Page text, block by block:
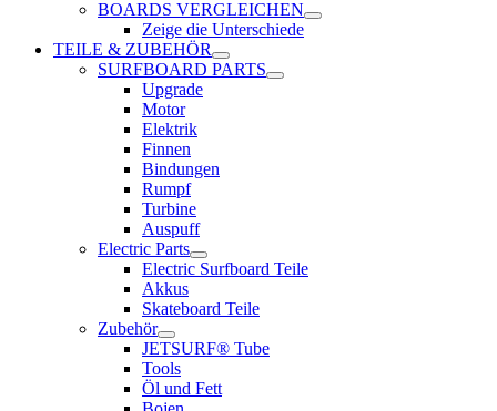
BOARDS VERGLEICHEN
Zeige die Unterschiede
TEILE & ZUBEHÖR
SURFBOARD PARTS
Upgrade
Motor
Elektrik
Finnen
Bindungen
Rumpf
Turbine
Auspuff
Electric Parts
Electric Surfboard Teile
Akkus
Skateboard Teile
Zubehör
JETSURF® Tube
Tools
Öl und Fett